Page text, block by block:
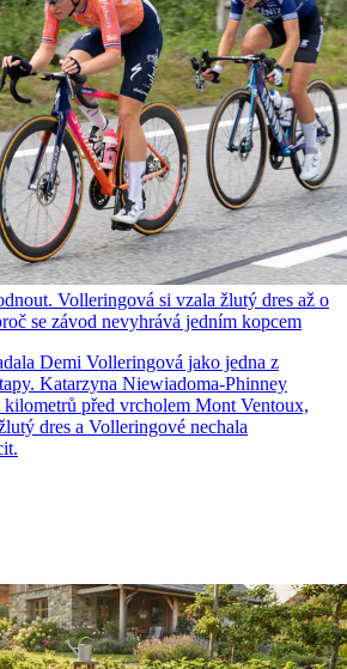
Volleringová si vzala žlutý dres až o
se závod nevyhrává jedním kopcem
Demi Volleringová jako jedna z
Katarzyna Niewiadoma-Phinney
kilometrů před vrcholem Mont Ventoux,
dres a Volleringové nechala